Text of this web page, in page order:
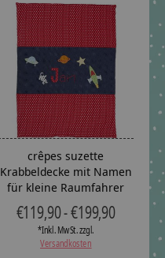
crêpes suzette
Krabbeldecke mit Namen
für kleine Raumfahrer
€119,90 - €199,90
*Inkl. MwSt. zzgl.
Versandkosten